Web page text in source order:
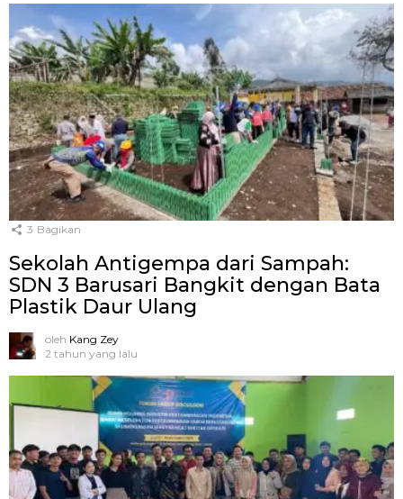
3 Bagikan
Sekolah Antigempa dari Sampah:
SDN 3 Barusari Bangkit dengan Bata
Plastik Daur Ulang
oleh Kang Zey
2 tahun yang lalu